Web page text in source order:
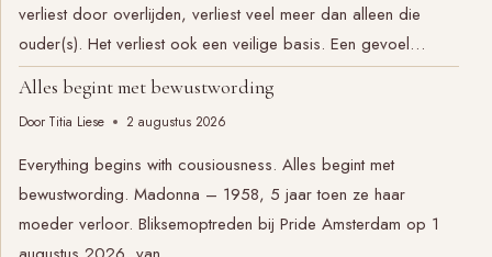
verliest door overlijden, verliest veel meer dan alleen die
ouder(s). Het verliest ook een veilige basis. Een gevoel…
Alles begint met bewustwording
Door Titia Liese 2 augustus 2026
Everything begins with cousiousness. Alles begint met
bewustwording. Madonna – 1958, 5 jaar toen ze haar
moeder verloor. Bliksemoptreden bij Pride Amsterdam op 1